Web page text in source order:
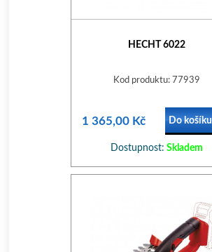
HECHT 6022
Kod produktu: 77939
1 365,00 Kč Do košíku
Dostupnost: Skladem